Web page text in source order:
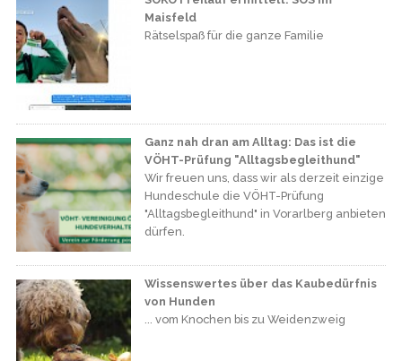
Maisfeld
Rätselspaß für die ganze Familie
Ganz nah dran am Alltag: Das ist die
VÖHT-Prüfung "Alltagsbegleithund"
Wir freuen uns, dass wir als derzeit einzige
Hundeschule die VÖHT-Prüfung
"Alltagsbegleithund" in Vorarlberg anbieten
dürfen.
Wissenswertes über das Kaubedürfnis
von Hunden
... vom Knochen bis zu Weidenzweig